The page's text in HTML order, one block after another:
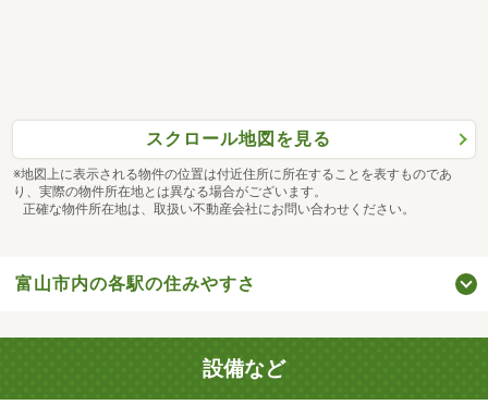
スクロール地図を見る
※地図上に表示される物件の位置は付近住所に所在することを表すものであ
り、実際の物件所在地とは異なる場合がございます。
正確な物件所在地は、取扱い不動産会社にお問い合わせください。
富山市内の各駅の住みやすさ
設備など